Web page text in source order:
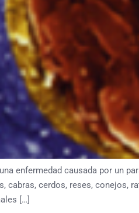
enfermedad causada por un
cabras, cerdos, reses, conejos,
[…]